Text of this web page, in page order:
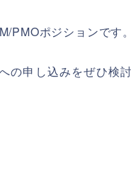
PMOポジションです
の申し込みをぜひ検